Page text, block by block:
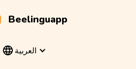
Beelinguapp
العربية